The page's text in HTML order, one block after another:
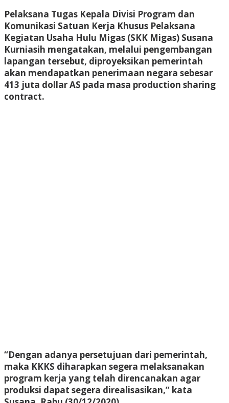
Pelaksana Tugas Kepala Divisi Program dan
Komunikasi Satuan Kerja Khusus Pelaksana
Kegiatan Usaha Hulu Migas (SKK Migas) Susana
Kurniasih mengatakan, melalui pengembangan
lapangan tersebut, diproyeksikan pemerintah
akan mendapatkan penerimaan negara sebesar
413 juta dollar AS pada masa production sharing
contract.
“Dengan adanya persetujuan dari pemerintah,
maka KKKS diharapkan segera melaksanakan
program kerja yang telah direncanakan agar
produksi dapat segera direalisasikan,” kata